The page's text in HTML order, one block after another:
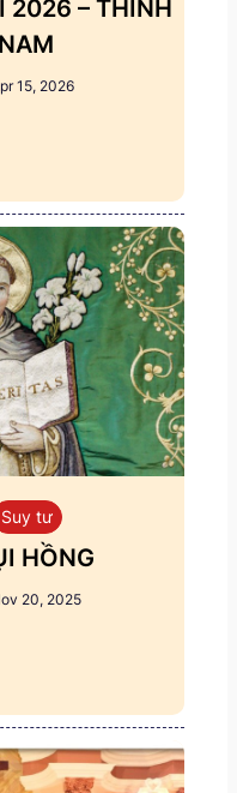
2026 – THỈNH
15, 2026
Suy tư
HỒNG
20, 2025